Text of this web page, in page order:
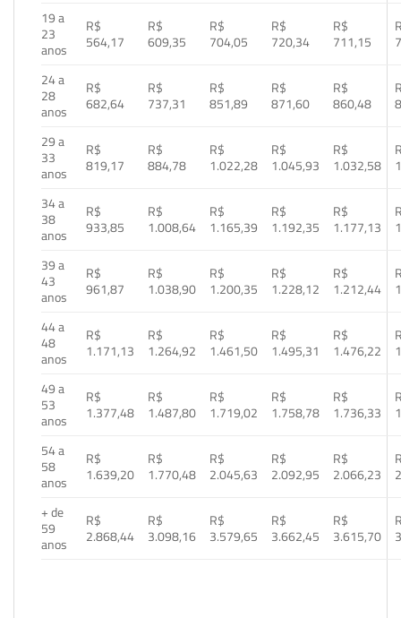
19 a
23
anos
R$
564,17
R$
609,35
R$
704,05
R$
720,34
R$
711,15
24 a
28
anos
R$
682,64
R$
737,31
R$
851,89
R$
871,60
R$
860,48
29 a
33
anos
R$
819,17
R$
884,78
R$
1.022,28
R$
1.045,93
R$
1.032,58
34 a
38
anos
R$
933,85
R$
1.008,64
R$
1.165,39
R$
1.192,35
R$
1.177,13
39 a
43
anos
R$
961,87
R$
1.038,90
R$
1.200,35
R$
1.228,12
R$
1.212,44
44 a
48
anos
R$
1.171,13
R$
1.264,92
R$
1.461,50
R$
1.495,31
R$
1.476,22
49 a
53
anos
R$
1.377,48
R$
1.487,80
R$
1.719,02
R$
1.758,78
R$
1.736,33
54 a
58
anos
R$
1.639,20
R$
1.770,48
R$
2.045,63
R$
2.092,95
R$
2.066,23
+ de
59
anos
R$
2.868,44
R$
3.098,16
R$
3.579,65
R$
3.662,45
R$
3.615,70